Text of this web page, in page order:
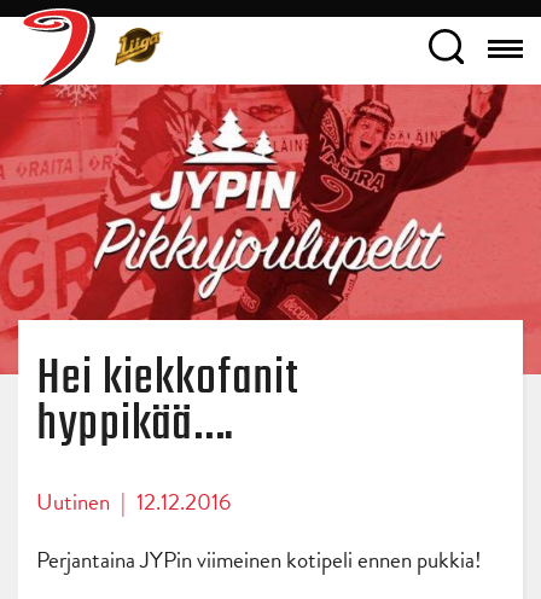
Hei kiekkofanit
hyppikää….
Uutinen | 12.12.2016
Perjantaina JYPin viimeinen kotipeli ennen pukkia!